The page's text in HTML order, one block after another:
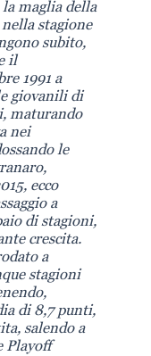
maglia della
stagione
subito,
il
1991 a
giovanili di
maturando
nei
le
ecco
a
di stagioni,
crescita.
a
stagioni
di 8,7 punti,
salendo a
Playoff